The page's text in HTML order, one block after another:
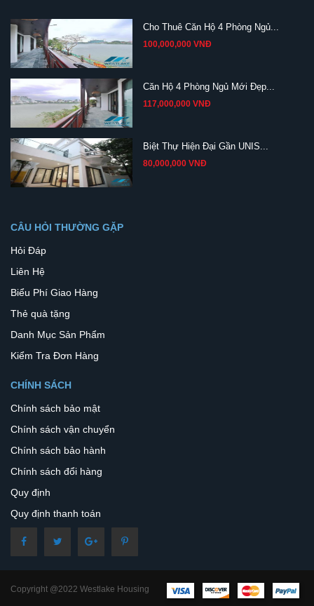
Cho Thuê Căn Hộ 4 Phòng Ngủ...
100,000,000 VNĐ
Căn Hộ 4 Phòng Ngủ Mới Đẹp...
117,000,000 VNĐ
Biệt Thự Hiện Đại Gần UNIS...
80,000,000 VNĐ
CÂU HỎI THƯỜNG GẶP
Hỏi Đáp
Liên Hệ
Biểu Phí Giao Hàng
Thẻ quà tặng
Danh Mục Sản Phẩm
Kiểm Tra Đơn Hàng
CHÍNH SÁCH
Chính sách bảo mật
Chính sách vận chuyển
Chính sách bảo hành
Chính sách đổi hàng
Quy định
Quy định thanh toán
Copyright @2022 Westlake Housing